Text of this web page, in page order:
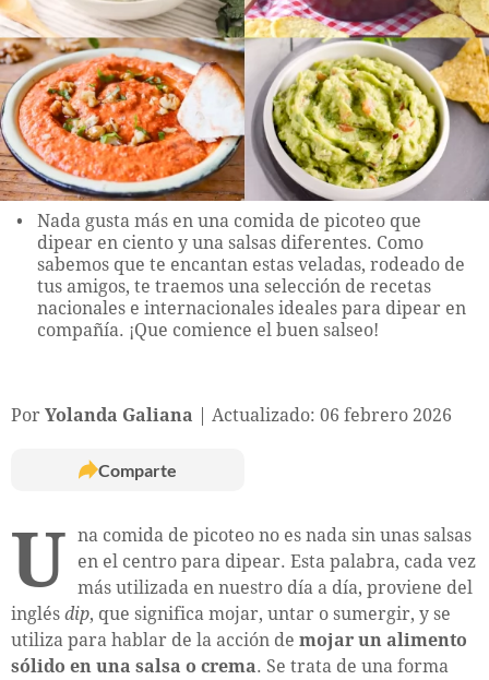
Nada gusta más en una comida de picoteo que
dipear en ciento y una salsas diferentes. Como
sabemos que te encantan estas veladas, rodeado de
tus amigos, te traemos una selección de recetas
nacionales e internacionales ideales para dipear en
compañía. ¡Que comience el buen salseo!
Por Yolanda Galiana Actualizado: 06 febrero 2026
Comparte
U na comida de picoteo no es nada sin unas salsas
en el centro para dipear. Esta palabra, cada vez
más utilizada en nuestro día a día, proviene del
inglés dip, que significa mojar, untar o sumergir, y se
utiliza para hablar de la acción de mojar un alimento
sólido en una salsa o crema. Se trata de una forma